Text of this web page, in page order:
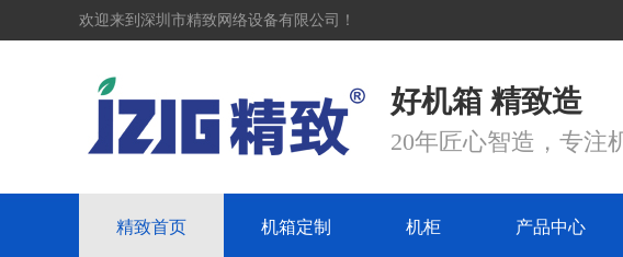
欢迎来到深圳市精致网络设备有限公司！
好机箱 精致造
20年匠心智造，专注
精致首页 机箱定制 机柜 产品中心